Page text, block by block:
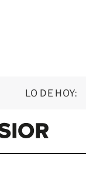
LO DE HOY:
E
x
e